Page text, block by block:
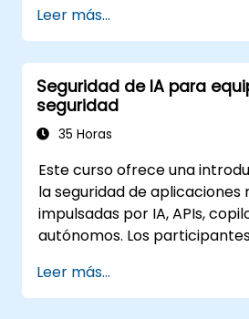
Leer más...
Seguridad de IA para
seguridad
35 Horas
Este curso ofrece una
la seguridad de aplicaciones
impulsadas por IA, APIs,
autónomos. Los
seguridad web tradicional,
amenazas comunes
Leer más...